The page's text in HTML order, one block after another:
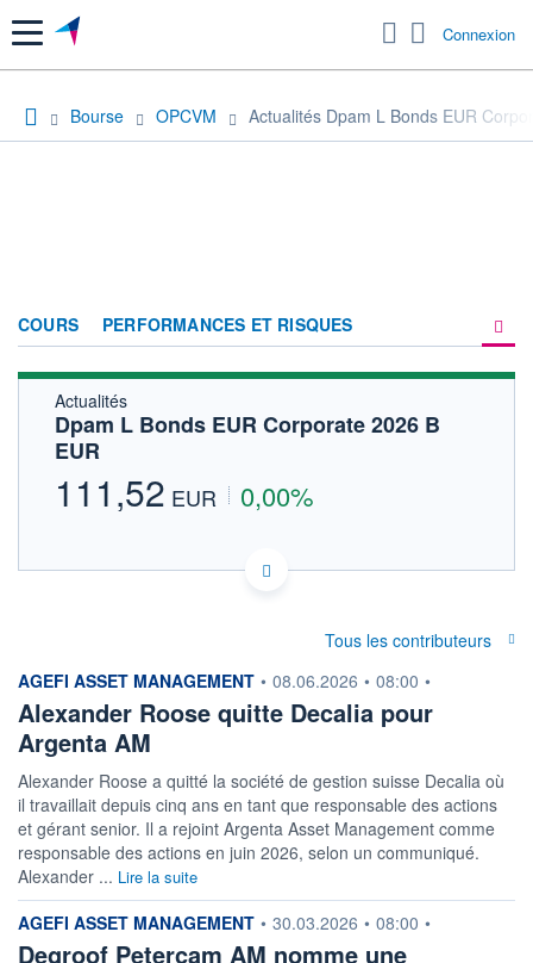
Menu Connexion
Bourse OPCVM Actualités Dpam L Bonds EUR
COURS PERFORMANCES ET RISQUES
FORUM
Actualités
Dpam L Bonds EUR Corporate 2026 B
EUR
111,52 EUR 0,00%
LU2532470296 - Degroof Petercam Asset Management
02/12 02/04 04/08
110
CATÉGORIE MORNINGSTAR
Obligations à échéance
FONDS PARTENAIRES
Tous les contributeurs
information fournie par
AGEFI ASSET MANAGEMENT • 08.06.2026 • 08:00 •
Alexander Roose quitte Decalia pour
Argenta AM
Alexander Roose a quitté la société de gestion suisse Decalia où
il travaillait depuis cinq ans en tant que responsable des actions
et gérant senior. Il a rejoint Argenta Asset Management comme
responsable des actions en juin 2026, selon un communiqué.
Alexander ... Lire la suite
information fournie par
AGEFI ASSET MANAGEMENT • 30.03.2026 • 08:00 •
Degroof Petercam AM nomme une